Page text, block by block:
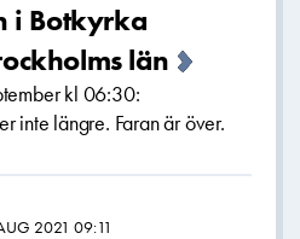
i Botkyrka
län
kl 06:30:
inte längre. Faran är över.
2021 09:11